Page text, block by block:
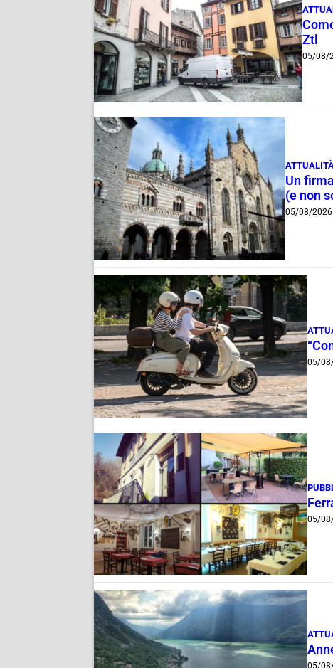
Ztl
05/08/
Un
(e non
05/08/2026
05/
05/
05/